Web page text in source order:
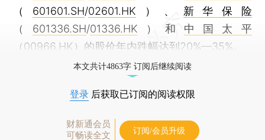
（ 601601.SH/02601.HK ）、 新华保险
（ 601336.SH/01336.HK ）和 中国太平
（00966.HK）的股价年内跌幅达到20%—35%。
本文共计4863字 订阅后继续阅读
登录 后获取已订阅的阅读权限
财新通会员
可畅读全文
订阅/会员升级